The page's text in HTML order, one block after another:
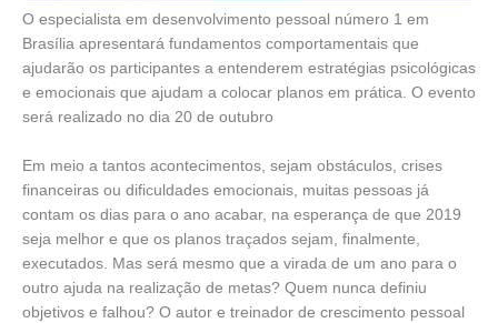
O especialista em desenvolvimento pessoal número 1 em
Brasília apresentará fundamentos comportamentais que
ajudarão os participantes a entenderem estratégias psicológicas
e emocionais que ajudam a colocar planos em prática. O evento
será realizado no dia 20 de outubro
Em meio a tantos acontecimentos, sejam obstáculos, crises
financeiras ou dificuldades emocionais, muitas pessoas já
contam os dias para o ano acabar, na esperança de que 2019
seja melhor e que os planos traçados sejam, finalmente,
executados. Mas será mesmo que a virada de um ano para o
outro ajuda na realização de metas? Quem nunca definiu
objetivos e falhou? O autor e treinador de crescimento pessoal